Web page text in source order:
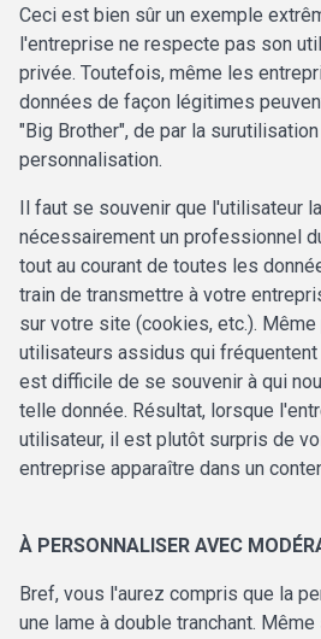
Ceci est bien sûr un exemple
l'entreprise ne respecte pas son
privée. Toutefois, même les
données de façon légitimes
"Big Brother", de par la
personnalisation.
Il faut se souvenir que l'utilisateur
nécessairement un professionnel
tout au courant de toutes les
train de transmettre à votre
sur votre site (cookies, etc.). Même
utilisateurs assidus qui fréquentent
est difficile de se souvenir à qui
telle donnée. Résultat, lorsque
utilisateur, il est plutôt surpris de
entreprise apparaître dans un
À PERSONNALISER AVEC
Bref, vous l'aurez compris que la
une lame à double tranchant.